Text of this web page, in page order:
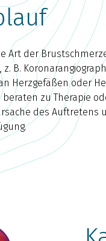
Art der
B.
Herzgefäßen oder
zu Therapie
des